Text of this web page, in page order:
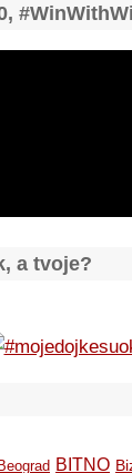
a tvoje?
Beograd BITNO